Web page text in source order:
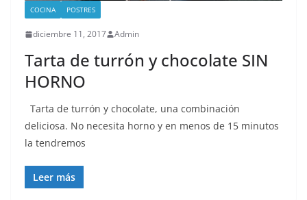
COCINA POSTRES
diciembre 11, 2017 Admin
Tarta de turrón y chocolate SIN
HORNO
Tarta de turrón y chocolate, una combinación
deliciosa. No necesita horno y en menos de 15 minutos
la tendremos
Leer más